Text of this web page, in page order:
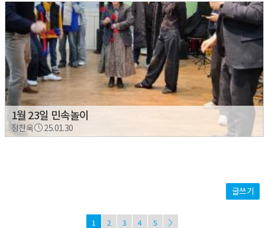
1월 23일 민속놀이
정찬욱 25.01.30
글쓰기
1 2 3 4 5